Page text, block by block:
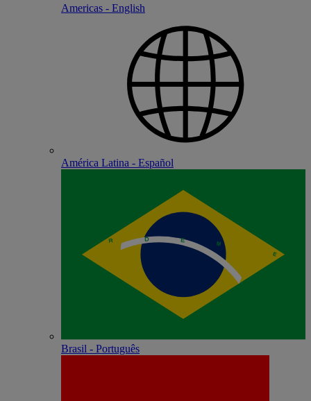
Americas - English
América Latina - Español
Brasil - Português